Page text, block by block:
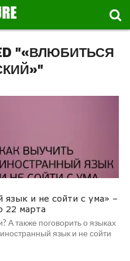
"«ВЛЮБИТЬСЯ
язык и не сойти с ума» –
22 марта
А также поговорить о языках
язык и не сойти